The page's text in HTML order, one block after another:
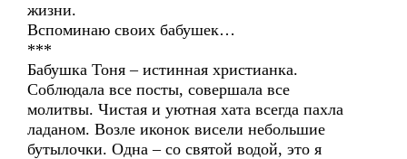
жизни.
Вспоминаю своих бабушек…
***
Бабушка Тоня – истинная христианка.
Соблюдала все посты, совершала все
молитвы. Чистая и уютная хата всегда пахла
ладаном. Возле иконок висели небольшие
бутылочки. Одна – со святой водой, это я